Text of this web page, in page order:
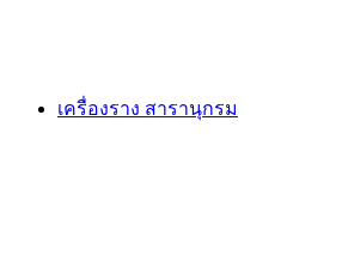
เครื่องราง สารานุกรม